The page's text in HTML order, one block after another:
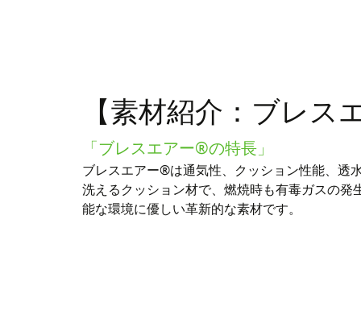
【素材紹介：ブレス
「ブレスエアー®の特長」
ブレスエアー®は通気性、クッション性能、透
洗えるクッション材で、燃焼時も有毒ガスの発
能な環境に優しい革新的な素材です。